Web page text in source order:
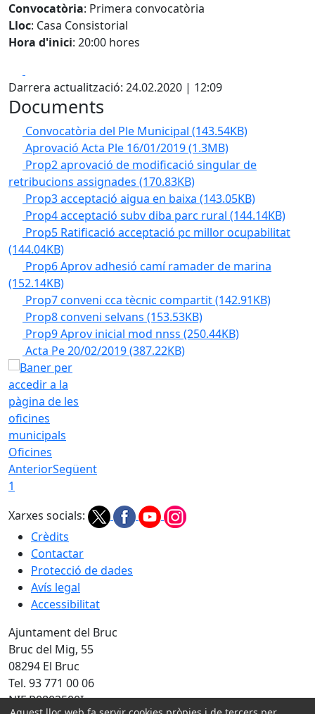
Convocatòria: Primera convocatòria
Lloc: Casa Consistorial
Hora d'inici: 20:00 hores
Darrera actualització: 24.02.2020 | 12:09
Documents
Convocatòria del Ple Municipal (143.54KB)
Aprovació Acta Ple 16/01/2019(1.3MB)
Prop2 aprovació de modificació singular de
retribucions assignades (170.83KB)
Prop3 acceptació aigua en baixa (143.05KB)
Prop4 acceptació subv diba parc rural (144.14KB)
Prop5 Ratificació acceptació pc millor ocupabilitat
(144.04KB)
Prop6 Aprov adhesió camí ramader de marina
(152.14KB)
Prop7 conveni cca tècnic compartit(142.91KB)
Prop8 conveni selvans (153.53KB)
Prop9 Aprov inicial mod nnss (250.44KB)
Acta Pe 20/02/2019(387.22KB)
Oficines
AnteriorSegüent
1
Xarxes socials:
Crèdits
Contactar
Protecció de dades
Avís legal
Accessibilitat
Ajuntament del Bruc
Bruc del Mig, 55
08294 El Bruc
Tel. 93 771 00 06
NIF P0802500I